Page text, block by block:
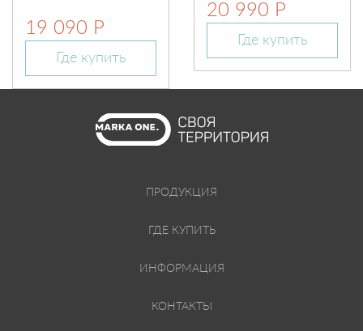
19 090 Р
Где купить
20 990 Р
Где купить
ПРОДУКЦИЯ
ГДЕ КУПИТЬ
ИНФОРМАЦИЯ
КОНТАКТЫ